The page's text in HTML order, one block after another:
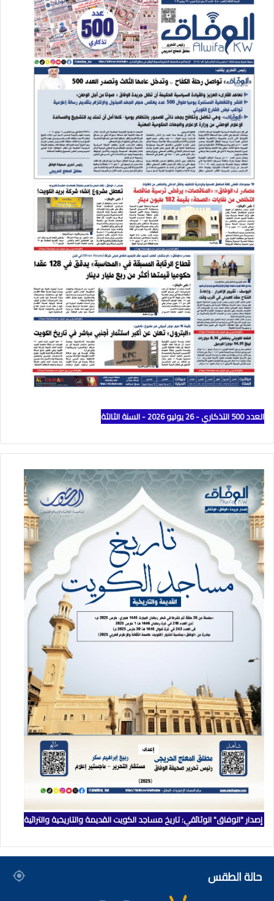
العدد 500 التذكاري - 26 يوليو 2026 - السنة الثالثة
إصدار "الوفاق" الوثائقي: تاريخ مساجد الكويت القديمة والتاريخية والتراثية
حالة الطقس